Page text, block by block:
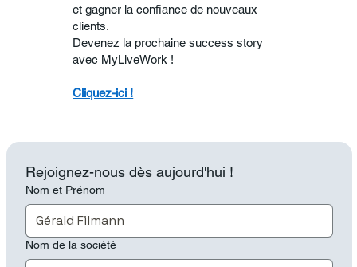
et gagner la confiance de nouveaux
clients.
Devenez la prochaine success story
avec MyLiveWork !
Cliquez-ici !
Rejoignez-nous dès aujourd'hui !
Nom et Prénom
Nom de la société